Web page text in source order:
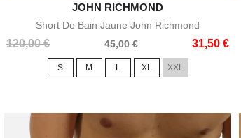
Aperçu rapide
JOHN RICHMOND
Short De Bain Jaune John Richmond
120,00 €
Prix
45,00 € 31,50 €
Prix
S M L XL XXL